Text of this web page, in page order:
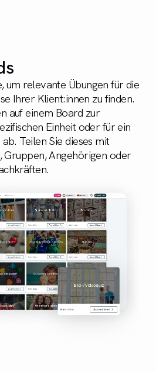
um relevante Übungen für die
Ihrer Klient:innen zu finden.
auf einem Board zur
Einheit oder für ein
Teilen Sie dieses mit
Gruppen, Angehörigen oder